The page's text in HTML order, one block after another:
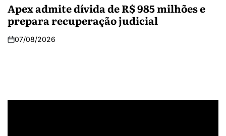
Apex admite dívida de R$ 985 milhões e
prepara recuperação judicial
07/08/2026